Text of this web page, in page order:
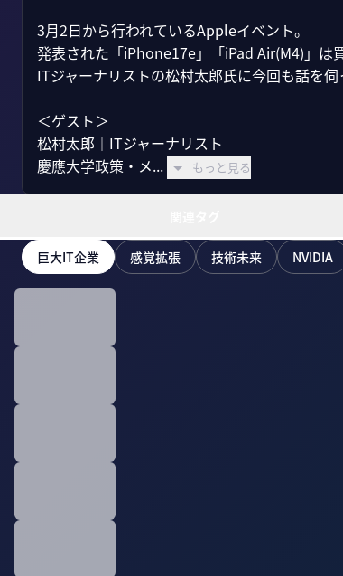
3月2日から行われているAppleイベント。
発表された「iPhone17e」「iPad Air(M4)」は
ITジャーナリストの松村太郎氏に今回も話を伺
＜ゲスト＞
松村太郎｜ITジャーナリスト
慶應大学政策・メ...
もっと見る
巨大IT企業 感覚拡張 技術未来 NVIDIA